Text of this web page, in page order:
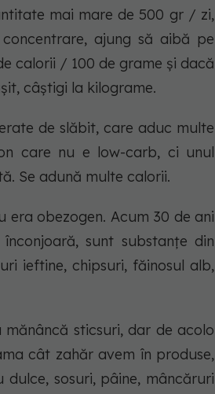
mai mare de 500 gr / zi,
ajung să aibă pe
calorii / 100 de grame și dacă
câștigi la kilograme.
de slăbit, care aduc multe
care nu e low-carb, ci unul
Se adună multe calorii.
era obezogen. Acum 30 de ani
sunt substanțe din
ieftine, chipsuri, făinosul alb,
sticsuri, dar de acolo
cât zahăr avem în produse,
sosuri, pâine, mâncăruri